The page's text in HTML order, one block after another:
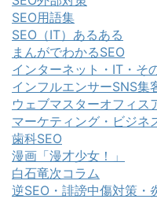
SEO用語集
SEO（IT）あるある
まんがでわかるSEO
インターネット・IT・そ
インフルエンサーSNS集
ウェブマスターオフィス
マーケティング・ビジネ
歯科SEO
漫画「漫才少女！」
白石竜次コラム
逆SEO・誹謗中傷対策・